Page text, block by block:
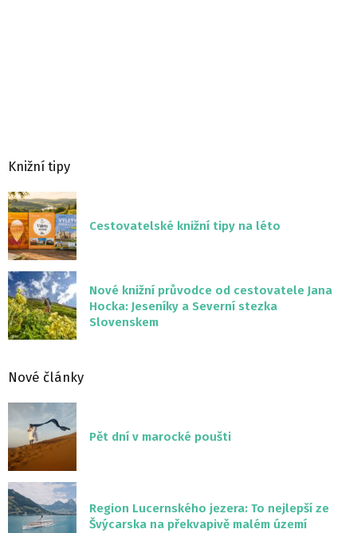
Knižní tipy
Cestovatelské knižní tipy na léto
Nové knižní průvodce od cestovatele Jana
Hocka: Jeseníky a Severní stezka
Slovenskem
Nové články
Pět dní v marocké poušti
Region Lucernského jezera: To nejlepší ze
Švýcarska na překvapivě malém území